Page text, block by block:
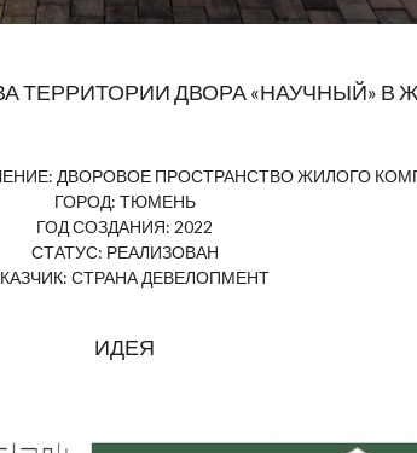
ТЕРРИТОРИИ ДВОРА «НАУЧНЫЙ» В
ДВОРОВОЕ ПРОСТРАНСТВО ЖИЛОГО
ГОРОД: ТЮМЕНЬ
ГОД СОЗДАНИЯ: 2022
СТАТУС: РЕАЛИЗОВАН
СТРАНА ДЕВЕЛОПМЕНТ
ИДЕЯ